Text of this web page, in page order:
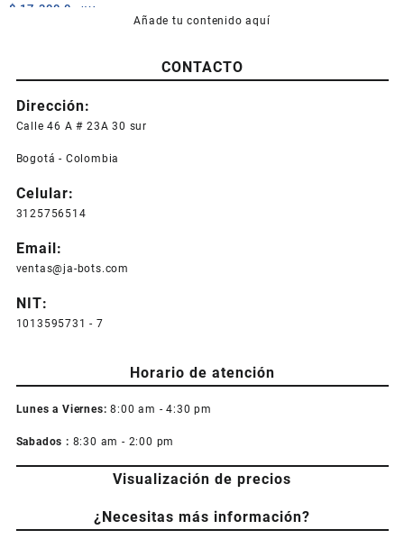
$ 17.300,0 +IVA
variantes.
Las
se
elegir
en
producto
Añade tu contenido aquí
CONTACTO
Dirección:
Calle 46 A # 23A 30 sur
Bogotá - Colombia
Celular:
3125756514
Email:
ventas@ja-bots.com
NIT:
1013595731 - 7
Horario de atención
Lunes a Viernes: 8:00 am - 4:30 pm
Sabados : 8:30 am - 2:00 pm
Visualización de precios
¿Necesitas más información?